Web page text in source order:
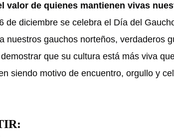
valor de quienes mantienen vivas
de diciembre se celebra el Día del
nuestros gauchos norteños, verdaderos
que su cultura está más viva
siendo motivo de encuentro, orgullo y